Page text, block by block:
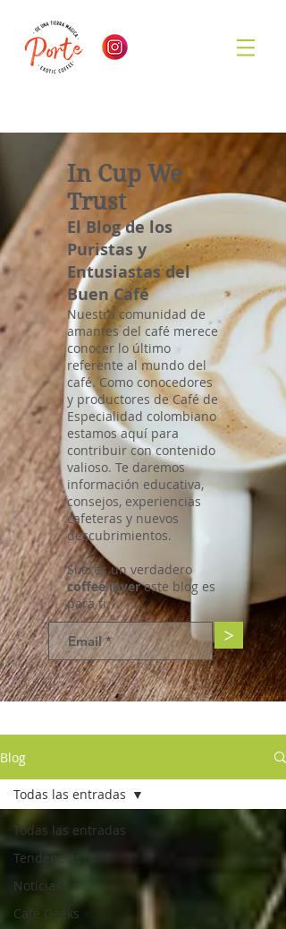
In Cup We
Trust
El Blog de los
Puristas y
Entusiastas del
Buen Café
Nuestra comunidad de
amantes del café merece
conocer lo último
referente al mundo del
café. Como conocedores
y productores de Café de
Especialidad colombiano
estamos aquí para
contribuir con contenido
valioso. Te daremos
información educativa,
consejos, experiencias
cafeteras y nuevos
descubrimientos.
Si eres un verdadero
coffee lovereste blog es
para ti.
>
Blog
Todas las entradas
Tendencias
Noticias
Café Geeks
Todas las entradas